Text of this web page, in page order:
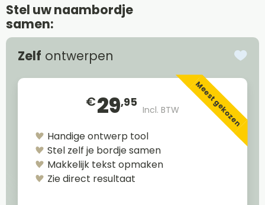
Stel uw naambordje
samen:
Zelf ontwerpen
€29,95
Incl. BTW Meest gekozen
Handige ontwerp tool
Stel zelf je bordje samen
Makkelijk tekst opmaken
Zie direct resultaat